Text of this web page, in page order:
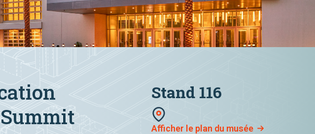
Stand 116
Afficher le plan du musée